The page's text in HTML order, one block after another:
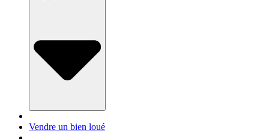
Vendre un bien loué